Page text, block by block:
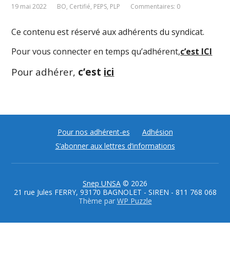
19 mai 2022 BO, Certifié, PEPS, PLP Commentaires: 0
Ce contenu est réservé aux adhérents du syndicat.
Pour vous connecter en temps qu’adhérent,c’est ICI
Pour adhérer, c’est ici
Pour nos adhérent-es
Adhésion
S’abonner aux lettres d’informations
Snep UNSA © 2026
21 rue Jules FERRY, 93170 BAGNOLET - SIREN - 811 768 068
Thème par WP Puzzle